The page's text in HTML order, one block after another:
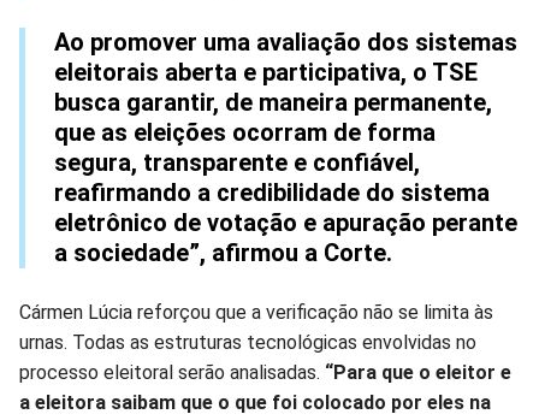
Ao promover uma avaliação dos sistemas
eleitorais aberta e participativa, o TSE
busca garantir, de maneira permanente,
que as eleições ocorram de forma
segura, transparente e confiável,
reafirmando a credibilidade do sistema
eletrônico de votação e apuração perante
a sociedade”, afirmou a Corte.
Cármen Lúcia reforçou que a verificação não se limita às
urnas. Todas as estruturas tecnológicas envolvidas no
processo eleitoral serão analisadas. “Para que o eleitor e
a eleitora saibam que o que foi colocado por eles na